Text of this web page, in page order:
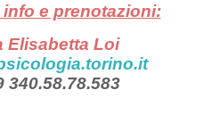
e prenotazioni:
Elisabetta Loi
340.58.78.583